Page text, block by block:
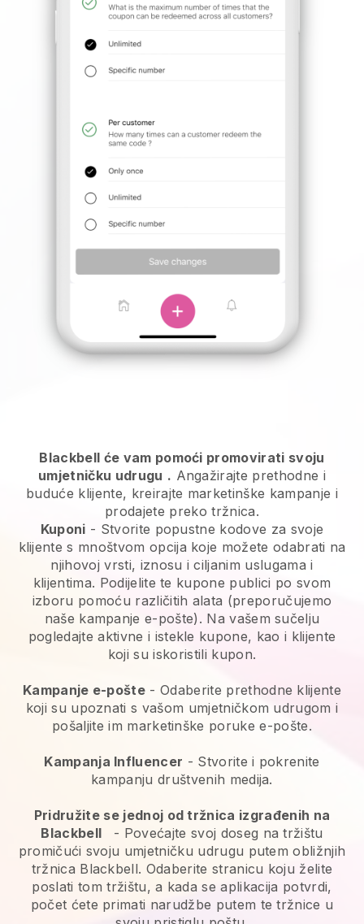
Blackbell će vam pomoći promovirati svoju
umjetničku udrugu . Angažirajte prethodne i
buduće klijente, kreirajte marketinške kampanje i
prodajete preko tržnica.
Kuponi - Stvorite popustne kodove za svoje
klijente s mnoštvom opcija koje možete odabrati na
njihovoj vrsti, iznosu i ciljanim uslugama i
klijentima. Podijelite te kupone publici po svom
izboru pomoću različitih alata (preporučujemo
naše kampanje e-pošte). Na vašem sučelju
pogledajte aktivne i istekle kupone, kao i klijente
koji su iskoristili kupon.
Kampanje e-pošte -Odaberite prethodne klijente
koji su upoznati s vašom umjetničkom udrugom i
pošaljite im marketinške poruke e-pošte.
Kampanja Influencer - Stvorite i pokrenite
kampanju društvenih medija.
Pridružite se jednoj od tržnica izgrađenih na
Blackbell
- Povećajte svoj doseg na tržištu
promičući svoju umjetničku udrugu putem obližnjih
tržnica Blackbell. Odaberite stranicu koju želite
poslati tom tržištu, a kada se aplikacija potvrdi,
počet ćete primati narudžbe putem te tržnice u